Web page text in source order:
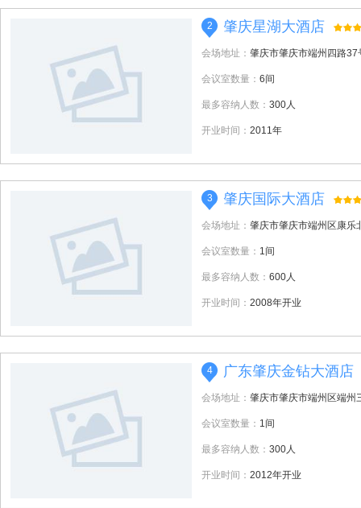
2 肇庆星湖大酒店
会场地址： 肇庆市肇庆市端州四路37
会议室数量： 6间
最多容纳人数： 300人
开业时间： 2011年
3 肇庆国际大酒店
会场地址： 肇庆市肇庆市端州区康乐
会议室数量： 1间
最多容纳人数： 600人
开业时间： 2008年开业
4 广东肇庆金钻大酒店
会场地址： 肇庆市肇庆市端州区端州
会议室数量： 1间
最多容纳人数： 300人
开业时间： 2012年开业